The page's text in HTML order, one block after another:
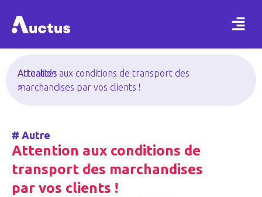
Actualités
>
Attention aux conditions de transport des
marchandises par vos clients !
# Autre
Attention aux conditions de
transport des marchandises
par vos clients !